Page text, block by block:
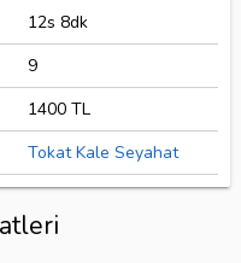
12s 8dk
9
1400 TL
Tokat Kale Seyahat